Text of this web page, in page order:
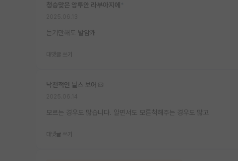
청승맞은 앙투안 라부아지에
듣기만해도 발암캐
대댓글 쓰기
낙천적인 닐스 보어
모르는 경우도 많습니다. 알면서도 모른척해주는 경우도 많고
대댓글 쓰기